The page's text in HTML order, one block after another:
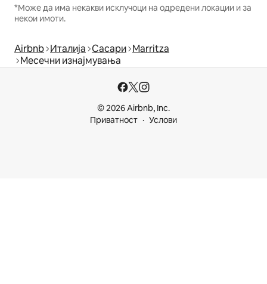
*Може да има некакви исклучоци на одредени локации и за
некои имоти.
Airbnb Италија Сасари Marritza
Месечни изнајмувања
© 2026 Airbnb, Inc.
Приватност
Услови